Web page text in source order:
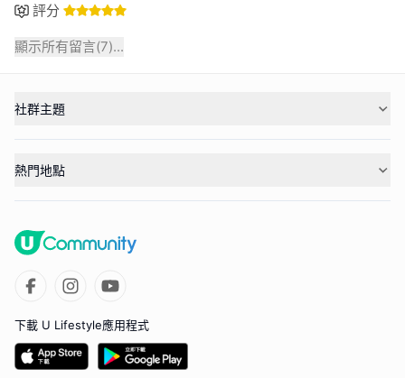
評分
顯示所有留言(7)...
社群主題
熱門地點
下載 U Lifestyle應用程式